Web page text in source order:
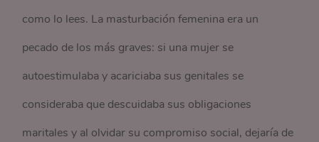
como lo lees. La masturbación femenina era un
pecado de los más graves: si una mujer se
autoestimulaba y acariciaba sus genitales se
consideraba que descuidaba sus obligaciones
maritales y al olvidar su compromiso social, dejaría de